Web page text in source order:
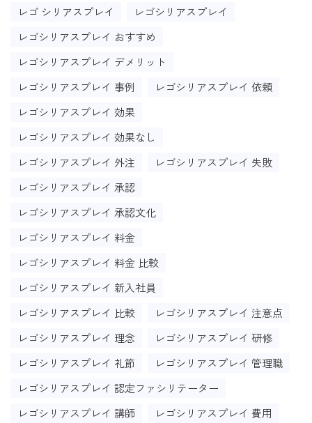
レゴ シリアスプレイ
レゴシリアスプレイ
レゴシリアスプレイ おすすめ
レゴシリアスプレイ デメリット
レゴシリアスプレイ 事例
レゴシリアスプレイ 依頼
レゴシリアスプレイ 効果
レゴシリアスプレイ 効果なし
レゴシリアスプレイ 外注
レゴシリアスプレイ 失敗
レゴシリアスプレイ 承認
レゴシリアスプレイ 承認文化
レゴシリアスプレイ 料金
レゴシリアスプレイ 料金 比較
レゴシリアスプレイ 新入社員
レゴシリアスプレイ 比較
レゴシリアスプレイ 注意点
レゴシリアスプレイ 理念
レゴシリアスプレイ 研修
レゴシリアスプレイ 礼節
レゴシリアスプレイ 管理職
レゴシリアスプレイ 認定ファシリテーター
レゴシリアスプレイ 講師
レゴシリアスプレイ 費用